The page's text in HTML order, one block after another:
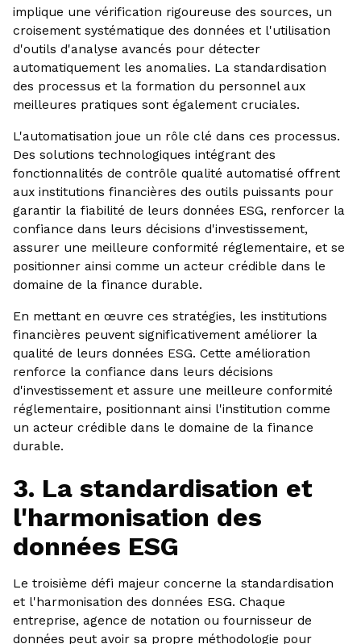
implique une vérification rigoureuse des sources, un
croisement systématique des données et l'utilisation
d'outils d'analyse avancés pour détecter
automatiquement les anomalies. La standardisation
des processus et la formation du personnel aux
meilleures pratiques sont également cruciales.
L'automatisation joue un rôle clé dans ces processus.
Des solutions technologiques intégrant des
fonctionnalités de contrôle qualité automatisé offrent
aux institutions financières des outils puissants pour
garantir la fiabilité de leurs données ESG, renforcer la
confiance dans leurs décisions d'investissement,
assurer une meilleure conformité réglementaire, et se
positionner ainsi comme un acteur crédible dans le
domaine de la finance durable.
En mettant en œuvre ces stratégies, les institutions
financières peuvent significativement améliorer la
qualité de leurs données ESG. Cette amélioration
renforce la confiance dans leurs décisions
d'investissement et assure une meilleure conformité
réglementaire, positionnant ainsi l'institution comme
un acteur crédible dans le domaine de la finance
durable.
3. La standardisation et
l'harmonisation des
données ESG
Le troisième défi majeur concerne la standardisation
et l'harmonisation des données ESG. Chaque
entreprise, agence de notation ou fournisseur de
données peut avoir sa propre méthodologie pour